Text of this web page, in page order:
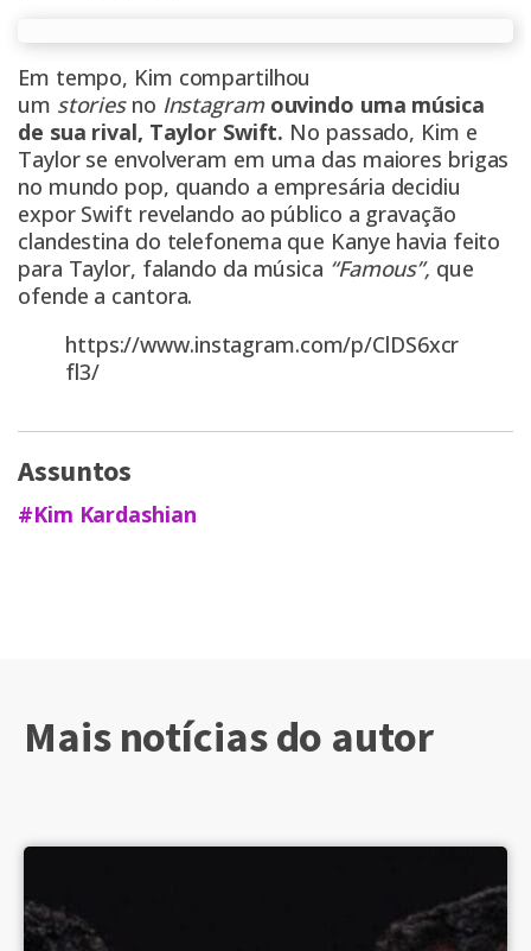
Em tempo, Kim compartilhou
um storiesno Instagram ouvindo uma música
de sua rival, Taylor Swift. No passado, Kim e
Taylor se envolveram em uma das maiores brigas
no mundo pop, quando a empresária decidiu
expor Swift revelando ao público a gravação
clandestina do telefonema que Kanye havia feito
para Taylor, falando da música “Famous”, que
ofende a cantora.
https://www.instagram.com/p/ClDS6xcr
fl3/
Assuntos
#Kim Kardashian
Mais notícias do autor